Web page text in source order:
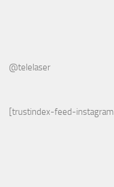
@telelaser
[trustindex-feed-instagram]